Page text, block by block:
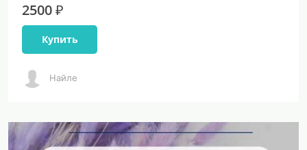
2500 ₽
Купить
Найле